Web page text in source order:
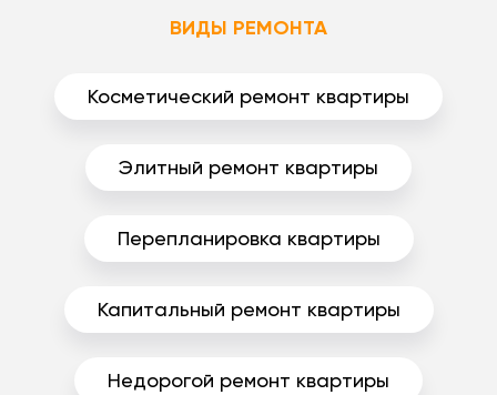
ВИДЫ РЕМОНТА
Косметический ремонт квартиры
Элитный ремонт квартиры
Перепланировка квартиры
Капитальный ремонт квартиры
Недорогой ремонт квартиры